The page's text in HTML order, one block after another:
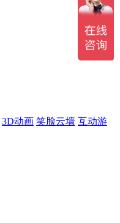
3D动画 笑脸云墙 互动游